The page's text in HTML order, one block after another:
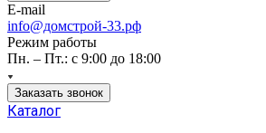
E-mail
info@домстрой-33.рф
Режим работы
Пн. – Пт.: с 9:00 до 18:00
Заказать звонок
Каталог